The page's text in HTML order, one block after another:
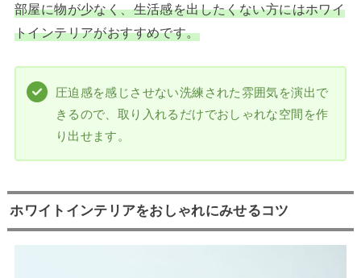
部屋に物が少なく、生活感を出したくない方にはホワイ
トインテリアがおすすめです。
圧迫感を感じさせない洗練された雰囲気を演出で
きるので、取り入れるだけでおしゃれな空間を作
り出せます。
ホワイトインテリアをおしゃれにみせるコツ